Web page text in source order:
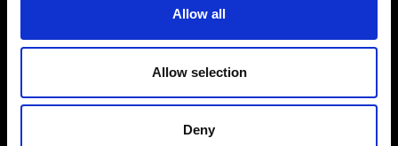
Allow all
Allow selection
Deny
Mondo Ripani
Uomo
Mondo Ripani
Spedizione e Consegna
Policy di Reso